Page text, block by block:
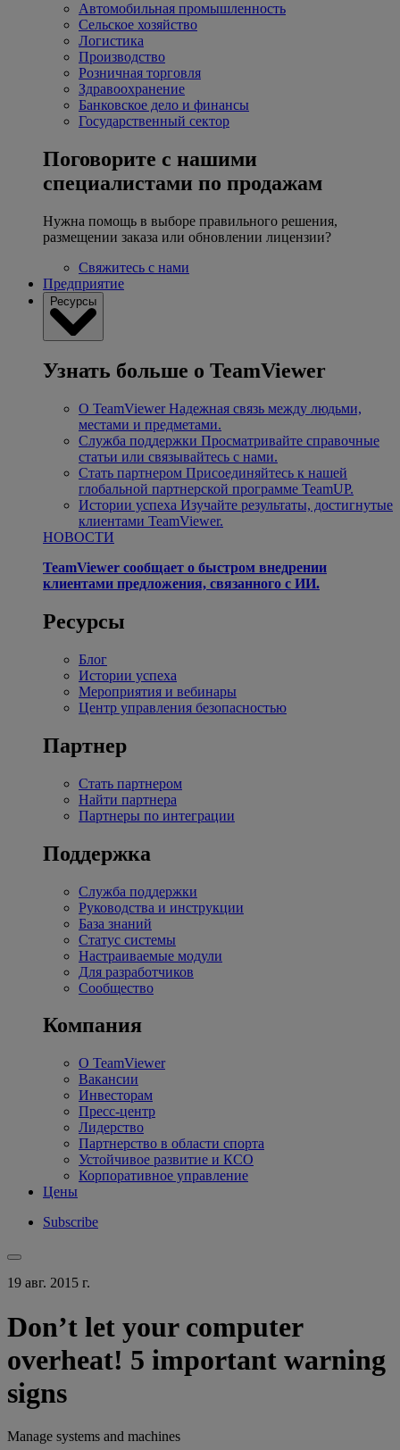
Автомобильная промышленность
Сельское хозяйство
Логистика
Производство
Розничная торговля
Здравоохранение
Банковское дело и финансы
Государственный сектор
Поговорите с нашими
специалистами по продажам
Нужна помощь в выборе правильного решения,
размещении заказа или обновлении лицензии?
Свяжитесь с нами
Предприятие
Ресурсы
Узнать больше о TeamViewer
О TeamViewer Надежная связь между людьми,
местами и предметами.
Служба поддержки Просматривайте справочные
статьи или связывайтесь с нами.
Стать партнером Присоединяйтесь к нашей
глобальной партнерской программе TeamUP.
Истории успеха Изучайте результаты, достигнутые
клиентами TeamViewer.
НОВОСТИ
TeamViewer сообщает о быстром внедрении
клиентами предложения, связанного с ИИ.
Ресурсы
Блог
Истории успеха
Мероприятия и вебинары
Центр управления безопасностью
Партнер
Стать партнером
Найти партнера
Партнеры по интеграции
Поддержка
Служба поддержки
Руководства и инструкции
База знаний
Статус системы
Настраиваемые модули
Для разработчиков
Сообщество
Компания
О TeamViewer
Вакансии
Инвесторам
Пресс-центр
Лидерство
Партнерство в области спорта
Устойчивое развитие и КСО
Корпоративное управление
Цены
Subscribe
19 авг. 2015 г.
Don’t let your computer
overheat! 5 important warning
signs
Manage systems and machines